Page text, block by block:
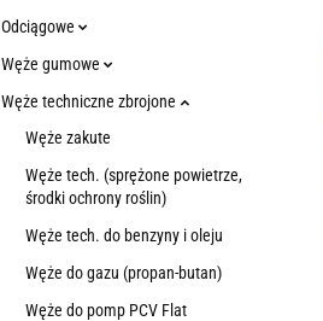
Odciągowe
Węże gumowe
Węże techniczne zbrojone
Węże zakute
Węże tech. (sprężone powietrze,
środki ochrony roślin)
Węże tech. do benzyny i oleju
Węże do gazu (propan-butan)
Węże do pomp PCV Flat